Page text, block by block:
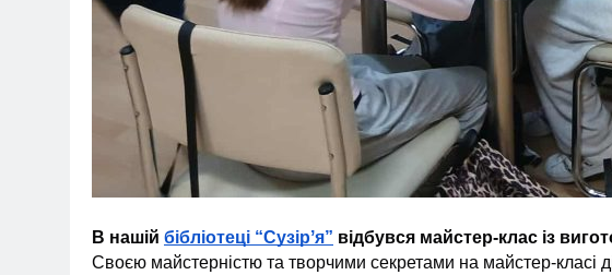
В нашій бібліотеці “Сузірʼя” відбувся майстер-клас із
Своєю майстерністю та творчими секретами на майстер-класі